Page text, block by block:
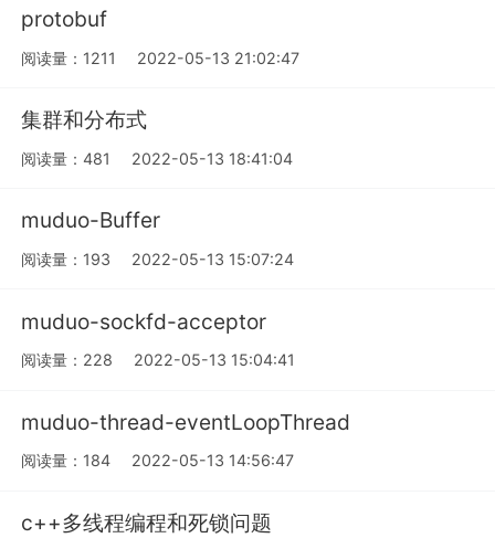
protobuf
阅读量：1211 2022-05-13 21:02:47
集群和分布式
阅读量：481 2022-05-13 18:41:04
muduo-Buffer
阅读量：193 2022-05-13 15:07:24
muduo-sockfd-acceptor
阅读量：228 2022-05-13 15:04:41
muduo-thread-eventLoopThread
阅读量：184 2022-05-13 14:56:47
c++多线程编程和死锁问题